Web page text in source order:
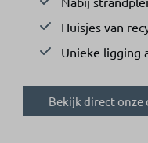
Huisjes van
Unieke ligging
Bekijk direct onze